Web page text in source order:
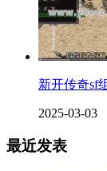
新开传奇sf
2025-03-03
最近发表